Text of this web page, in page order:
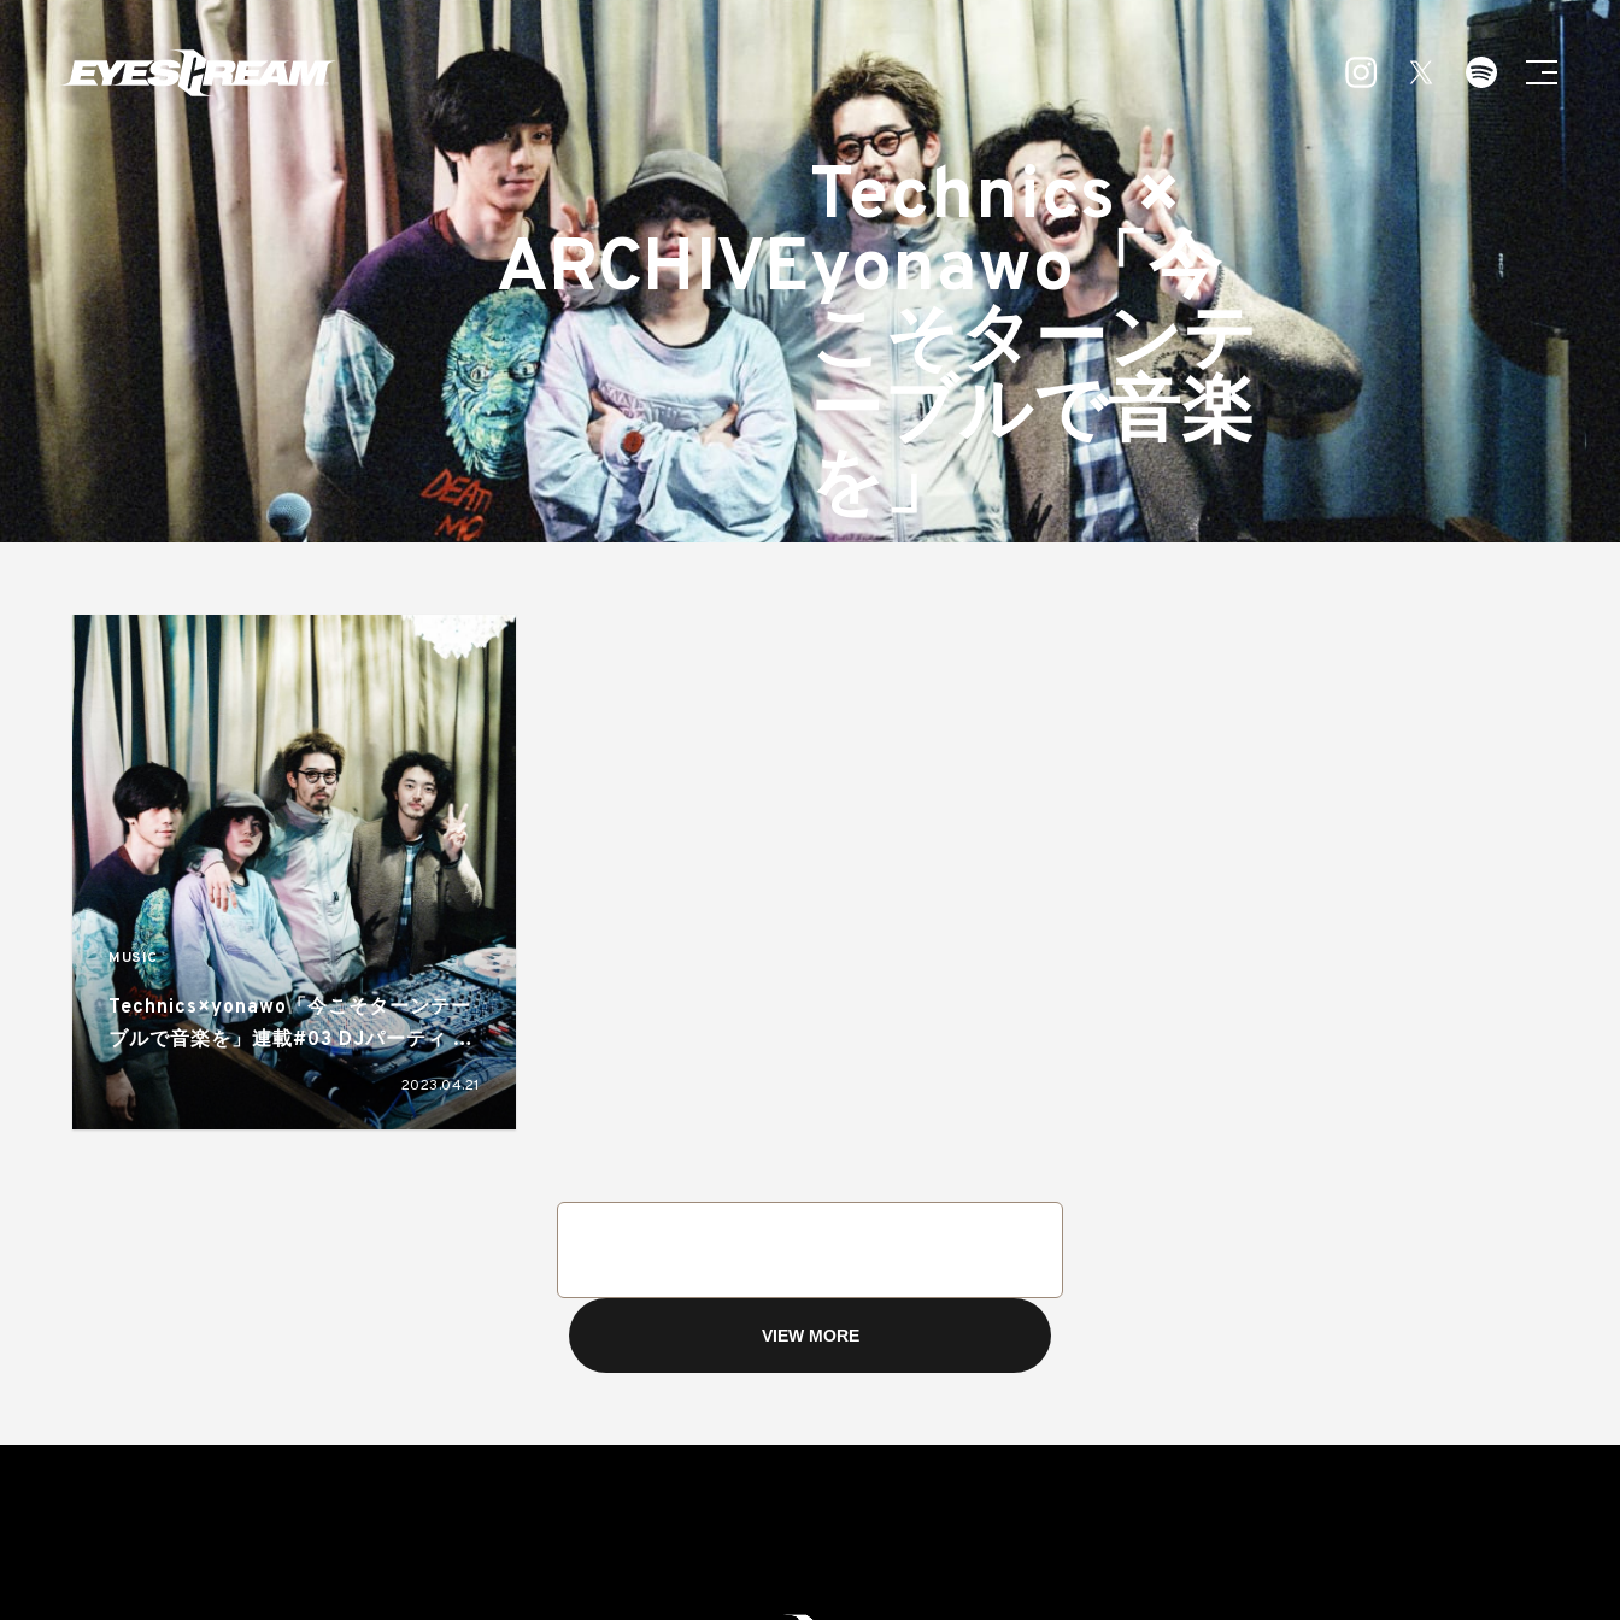
ARCHIVE
Technics ×
yonawo「今
こそターンテ
ーブルで音楽
を」
MUSIC
Technics×yonawo「今こそターンテー
ブルで音楽を」連載#03 DJパーティ at
EBISU BATICA
2023.04.21
VIEW MORE